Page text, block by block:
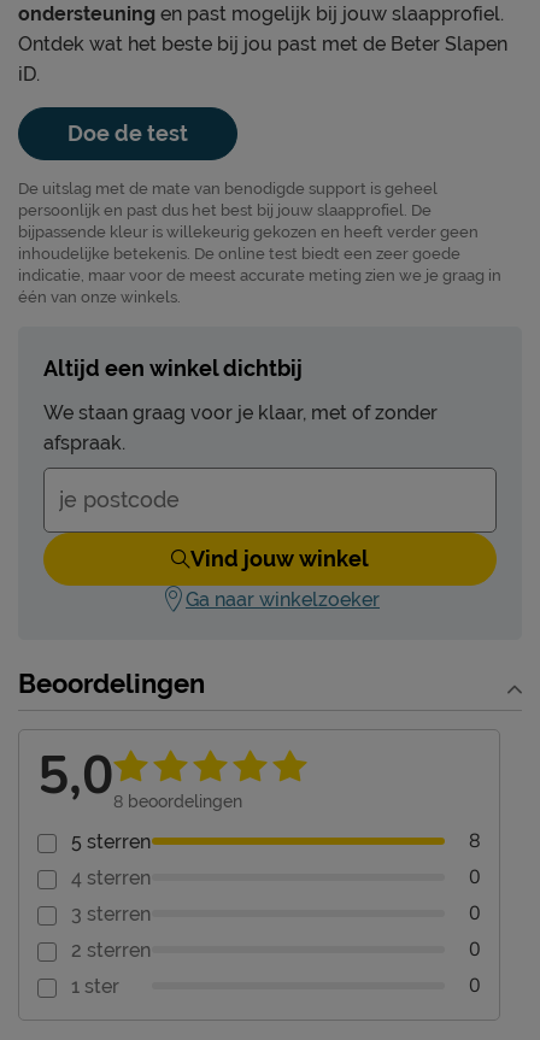
ondersteuning en past mogelijk bij jouw slaapprofiel.
Ontdek wat het beste bij jou past met de Beter Slapen
iD.
Doe de test
De uitslag met de mate van benodigde support is geheel
persoonlijk en past dus het best bij jouw slaapprofiel. De
bijpassende kleur is willekeurig gekozen en heeft verder geen
inhoudelijke betekenis. De online test biedt een zeer goede
indicatie, maar voor de meest accurate meting zien we je graag in
één van onze winkels.
Altijd een winkel dichtbij
We staan graag voor je klaar, met of zonder
afspraak.
Vind jouw winkel
Ga naar winkelzoeker
Beoordelingen
5,08 beoordelingen
5 sterren 8
4 sterren 0
3 sterren 0
2 sterren 0
1 ster 0